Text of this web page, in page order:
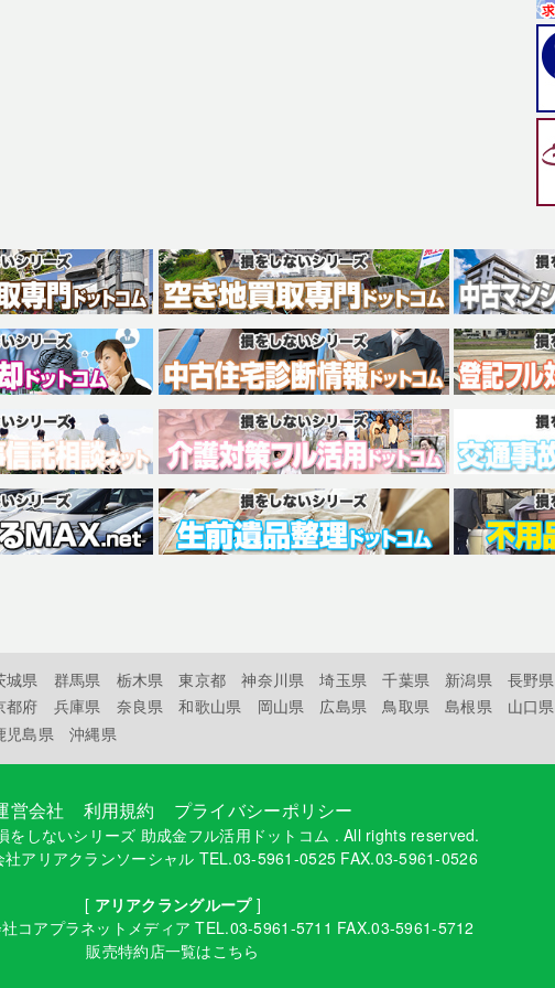
城県 群馬県 栃木県 東京都 神奈川県 埼玉県 千葉県 新潟県 長野県
都府 兵庫県 奈良県 和歌山県 岡山県 広島県 鳥取県 島根県 山口県
児島県 沖縄県
営会社 利用規約 プライバシーポリシー
をしないシリーズ 助成金フル活用ドットコム . All rights reserved.
社アリアクランソーシャル TEL.03-5961-0525 FAX.03-5961-0526
[ アリアクラングループ]
コアプラネットメディア TEL.03-5961-5711 FAX.03-5961-5712
販売特約店一覧はこちら